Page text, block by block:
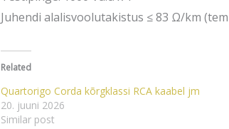
Juhendi alalisvoolutakistus ≤ 83 Ω/km
Related
Quartorigo Corda kõrgklassi RCA kaabel jm
20. juuni 2026
Similar post